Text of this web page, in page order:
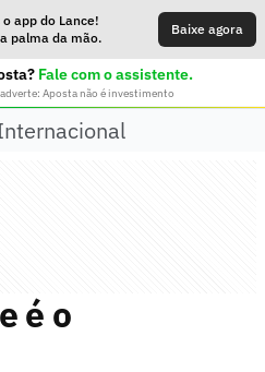
app do Lance!
palma da mão.
Baixe agora
Fale com o assistente.
Aposta não é investimento
é o